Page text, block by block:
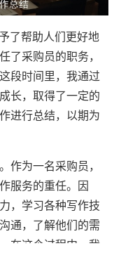
了帮助人们更好地
了采购员的职务，
段时间里，我通过
长，取得了一定的
进行总结，以期为
作为一名采购员，
服务的重任。因
，学习各种写作技
通，了解他们的需
在这个过程中，我